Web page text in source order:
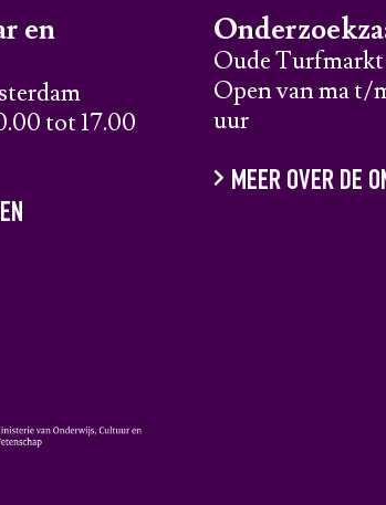
en
tot 17.00
Oude
Open van ma t/
uur
MEER OVER DE